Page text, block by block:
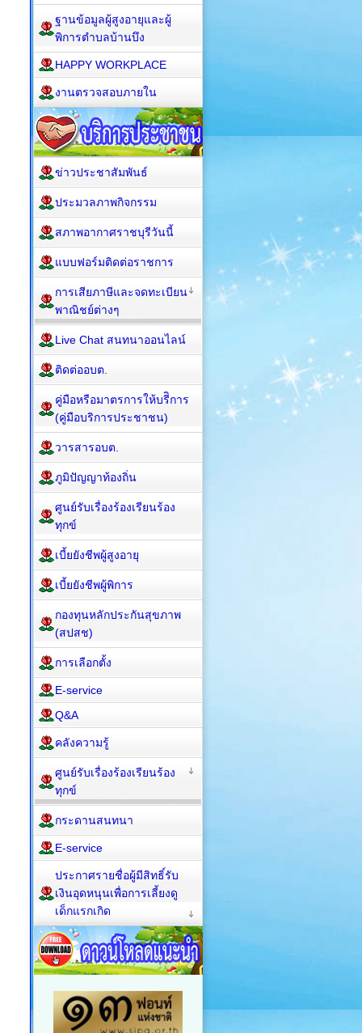
ฐานข้อมูลผู้สูงอายุและผู้
พิการตำบลบ้านบึง
HAPPY WORKPLACE
งานตรวจสอบภายใน
ข่าวประชาสัมพันธ์
ประมวลภาพกิจกรรม
สภาพอากาศราชบุรีวันนี้
แบบฟอร์มติดต่อราชการ
การเสียภาษีและจดทะเบียน
พาณิชย์ต่างๆ
Live Chat สนทนาออนไลน์
ติดต่ออบต.
คู่มือหรือมาตรการให้บรีิการ
(คู่มือบริการประชาชน)
วารสารอบต.
ภูมิปัญญาท้องถิ่น
ศูนย์รับเรื่องร้องเรียนร้อง
ทุกข์
เบี้ยยังชีพผู้สูงอายุ
เบี้ยยังชีพผู้พิการ
กองทุนหลักประกันสุขภาพ
(สปสช)
การเลือกตั้ง
E-service
Q&A
คลังความรู้
ศูนย์รับเรื่องร้องเรียนร้อง
ทุกข์
กระดานสนทนา
E-service
ประกาศรายชื่อผู้มีสิทธิ์รับ
เงินอุดหนุนเพื่อการเลี้ยงดู
เด็กแรกเกิด